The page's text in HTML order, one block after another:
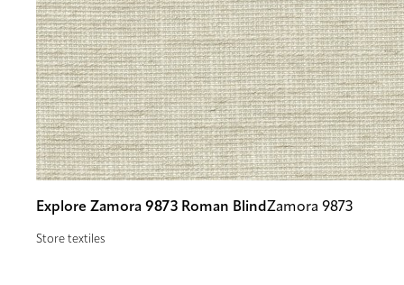
Explore Zamora 9873 Roman BlindZamora 9873
Store textiles